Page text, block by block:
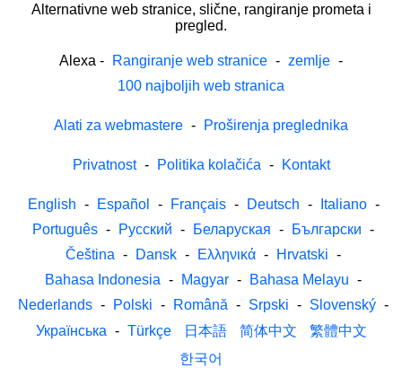
Alternativne web stranice, slične, rangiranje prometa i
pregled.
Alexa - Rangiranje web stranice - zemlje -
100 najboljih web stranica
Alati za webmastere - Proširenja preglednika
Privatnost - Politika kolačića - Kontakt
English - Español - Français - Deutsch - Italiano -
Português - Русский - Беларуская - Български -
Čeština - Dansk - Ελληνικά - Hrvatski -
Bahasa Indonesia - Magyar - Bahasa Melayu -
Nederlands - Polski - Română - Srpski - Slovenský -
Українська - Türkçe 日本語 简体中文
繁體中文
한국어